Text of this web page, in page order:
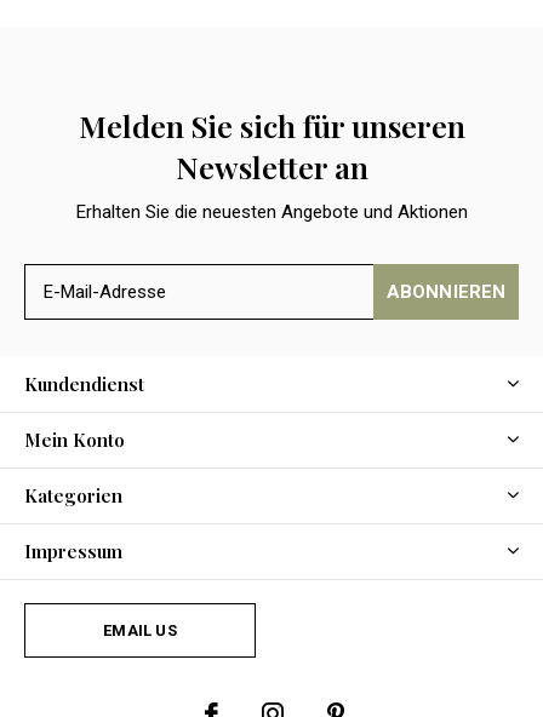
Melden Sie sich für unseren
Newsletter an
Erhalten Sie die neuesten Angebote und Aktionen
ABONNIEREN
Kundendienst
Mein Konto
Kategorien
Impressum
EMAIL US